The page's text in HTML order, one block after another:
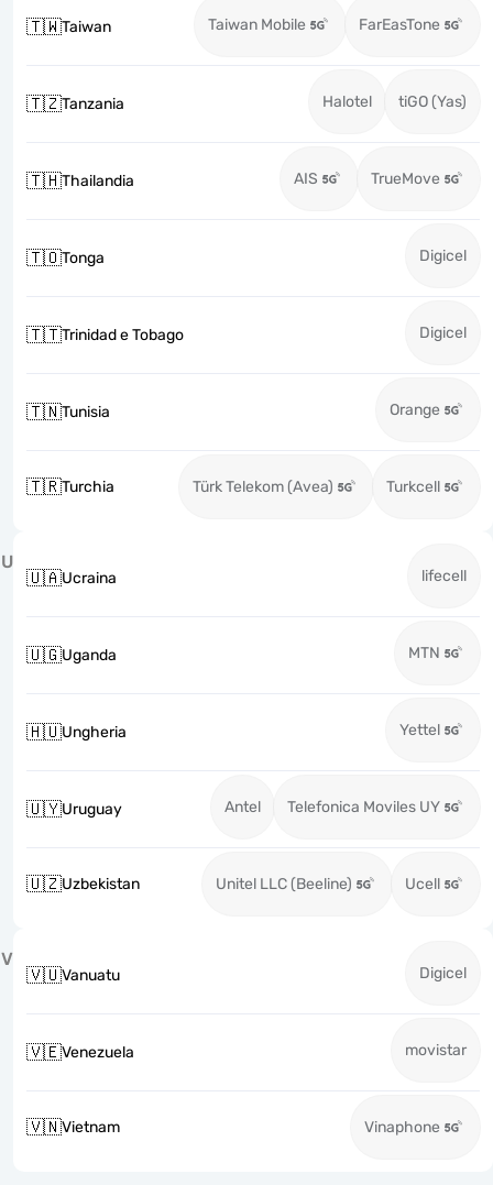
🇹🇼Taiwan Taiwan Mobile FarEasTone
🇹🇿Tanzania Halotel tiGO (Yas)
🇹🇭Thailandia AIS TrueMove
🇹🇴Tonga Digicel
🇹🇹Trinidad e Tobago Digicel
🇹🇳Tunisia Orange
🇹🇷Turchia Türk Telekom (Avea) Turkcell
U
🇺🇦Ucraina lifecell
🇺🇬Uganda MTN
🇭🇺Ungheria Yettel
🇺🇾Uruguay Antel Telefonica Moviles UY
🇺🇿Uzbekistan Unitel LLC (Beeline) Ucell
V
🇻🇺Vanuatu Digicel
🇻🇪Venezuela movistar
🇻🇳Vietnam Vinaphone